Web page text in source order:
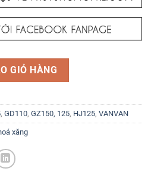
GZ125HS HJ125K-2A EN125
GIỎ HÀNG
, GD110, GZ150, 125, HJ125, VANVAN
xăng